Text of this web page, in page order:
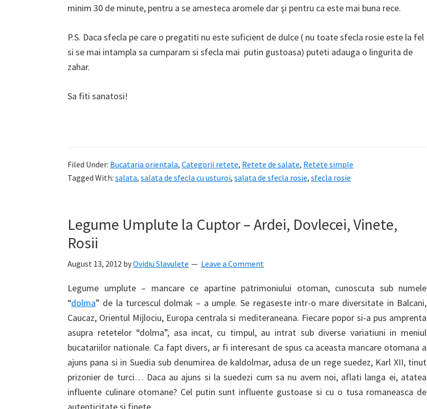
minim 30 de minute, pentru a se amesteca aromele dar şi pentru ca este mai buna rece.
P.S. Daca sfecla pe care o pregatiti nu este suficient de dulce ( nu toate sfecla rosie este la fel
si se mai intampla sa cumparam si sfecla mai putin gustoasa) puteti adauga o lingurita de
zahar.
Sa fiti sanatosi!
Filed Under: Bucataria orientala, Categorii retete, Retete de salate, Retete simple
Tagged With: salata, salata de sfecla cu usturoi, salata de sfecla rosie, sfecla rosie
Legume Umplute la Cuptor – Ardei, Dovlecei, Vinete,
Rosii
August 13, 2012 byOvidiu Slavulete Leave a Comment
Legume umplute – mancare ce apartine patrimoniului otoman, cunoscuta sub numele
“dolma” de la turcescul dolmak – a umple. Se regaseste intr-o mare diversitate in Balcani,
Caucaz, Orientul Mijlociu, Europa centrala si mediteraneana. Fiecare popor si-a pus amprenta
asupra retetelor “dolma”, asa incat, cu timpul, au intrat sub diverse variatiuni in meniul
bucatariilor nationale. Ca fapt divers, ar fi interesant de spus ca aceasta mancare otomana a
ajuns pana si in Suedia sub denumirea de kaldolmar, adusa de un rege suedez, Karl XII, tinut
prizonier de turci… Daca au ajuns si la suedezi cum sa nu avem noi, aflati langa ei, atatea
influente culinare otomane? Cel putin sunt influente gustoase si cu o tusa romaneasca de